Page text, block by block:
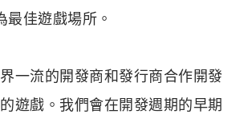
最佳遊戲場所。
一流的開發商和發行商合作開發
遊戲。我們會在開發週期的早期